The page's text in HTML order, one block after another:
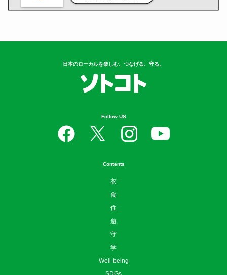
日本のローカルを楽しむ、つなげる、守る。
Follow US
Contents
衣
食
住
遊
守
学
Well-being